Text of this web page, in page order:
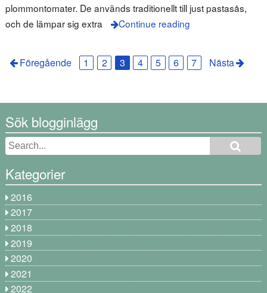
plommontomater. De används traditionellt till just pastasås,
och de lämpar sig extra
Continue reading
Föregående 1 2 3 4 5 6 7 Nästa
Sök blogginlägg
Kategorier
2016
2017
2018
2019
2020
2021
2022